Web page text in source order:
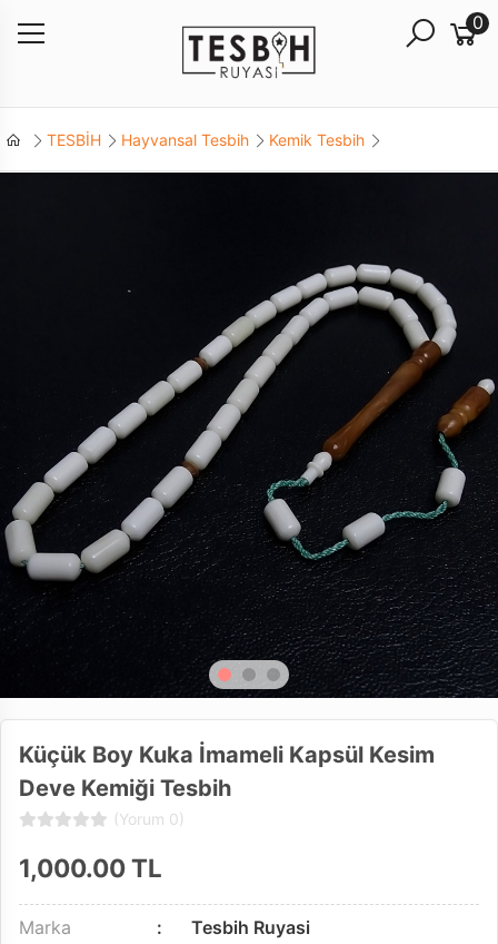
0
TESBİH Hayvansal Tesbih Kemik Tesbih
Küçük Boy Kuka İmameli Kapsül Kesim
Deve Kemiği Tesbih
(Yorum 0)
1,000.00TL
Marka
Tesbih Ruyasi